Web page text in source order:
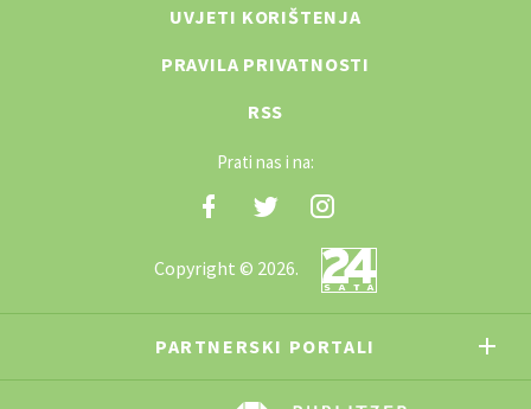
UVJETI KORIŠTENJA
PRAVILA PRIVATNOSTI
RSS
Prati nas i na:
Copyright © 2026.
PARTNERSKI PORTALI